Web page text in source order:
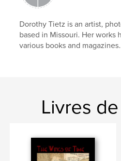
Dorothy Tietz is an artist,
based in Missouri. Her works
various books and
Livres